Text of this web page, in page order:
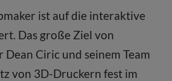
ist auf die interaktive
Das große Ziel von
Dean Ciric und seinem Team
von 3D-Druckern fest im